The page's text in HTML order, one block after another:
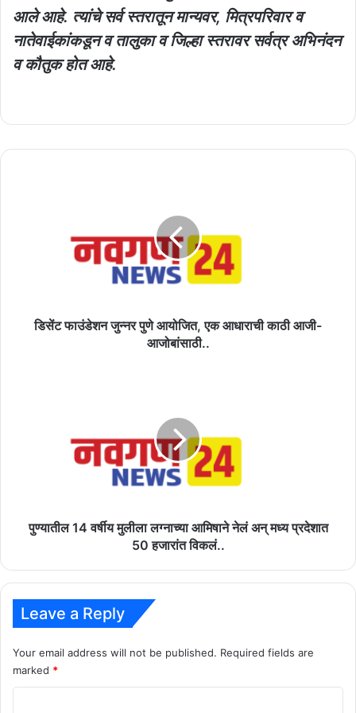
आले आहे. त्यांचे सर्व स्तरातून मान्यवर, मित्रपरिवार व
नातेवाईकांकडून व तालुका व जिल्हा स्तरावर सर्वत्र अभिनंदन
व कौतुक होत आहे.
आजोबांसाठी..
डिसेंट फाउंडेशन जुन्नर पुणे आयोजित, एक आधाराची काठी आजी-
आजोबांसाठी..
प्रदेशात
विकलं..
पुण्यातील 14 वर्षीय मुलीला लग्नाच्या आमिषाने नेलं अन् मध्य प्रदेशात
50 हजारांत विकलं..
Leave a Reply
Your email address will not be published. Required fields are
marked *